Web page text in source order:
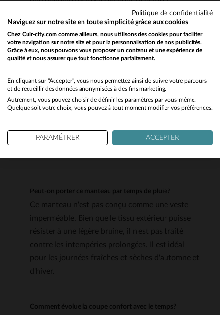
thermique. La composition exacte des fibres n'est
pas précisée, mais cette association offre à la fois
solidité et chaleur.
Le matelassage est principalement présent sur les
zones clés comme le buste, les manches et le dos
en tissu non matelassé, comme les poignets ou le
col, assurent une meilleure résistance aux
Peut-on porter ce manteau par temps de pluie?
Ce manteau n'est pas conçu comme une veste
imperméable. Bien que le tissu extérieur puisse
résister à une légère bruine, il n'est pas traité
contre les intempéries prolongées. Il est idéal
pour les journées fraîches et sèches d'automne et
d'hiver.
Comment évolue la coupe confort avec le temps?
Would you like to be redirected to our English site?
No
Yes
Politique de confidentialité
Naviguez sur notre site en toute simplicité grâce aux cookies
Chez Cuir-city.com comme ailleurs, nous utilisons des cookies pour faciliter
votre navigation sur notre site et pour la personnalisation de nos publicités.
Grâce à eux, nous pouvons vous proposer un contenu et une expérience de
qualité et nous assurer que tout fonctionne parfaitement.
En cliquant sur "Accepter", vous nous permettez ainsi de suivre votre parcours
et de recueillir des données anonymisées à des fins marketing.
Autrement, vous pouvez choisir de définir les paramètres par vous-même.
Quelque soit votre choix, vous pouvez à tout moment modifier vos préférences.
PARAMÉTRER ACCEPTER